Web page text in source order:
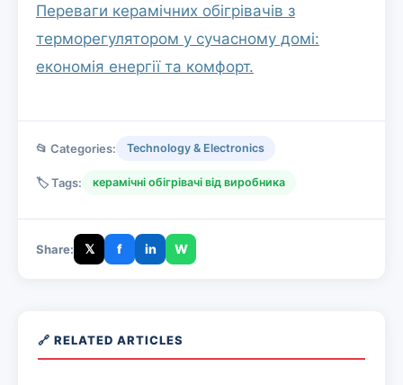
Переваги керамічних обігрівачів з
терморегулятором у сучасному домі:
економія енергії та комфорт.
📂 Categories: Technology & Electronics
🏷️ Tags: керамічні обігрівачі від виробника
Share: 𝕏 f in W
🔗 RELATED ARTICLES